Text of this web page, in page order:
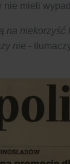
nie mieli
na
nie -